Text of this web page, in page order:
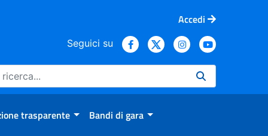
Accedi
Seguici su
trasparente Bandi di gara